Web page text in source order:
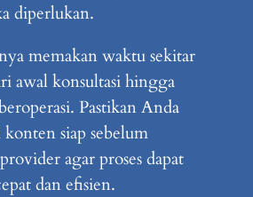
diperlukan.
memakan waktu sekitar
awal konsultasi hingga
Pastikan Anda
siap sebelum
agar proses dapat
dan efisien.